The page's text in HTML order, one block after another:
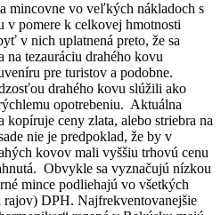
mincovne vo veľkých nákladoch s
pomere k celkovej hmotnosti
v nich uplatnená preto, že sa
na tezauráciu drahého kovu
pre turistov a podobne.
drahého kovu slúžili ako
opotrebeniu. Aktuálna
ceny zlata, alebo striebra na
nie je predpoklad, že by v
kovov mali vyššiu trhovú cenu
Obvykle sa vyznačujú nízkou
mince podliehajú vo všetkých
DPH. Najfrekventovanejšie